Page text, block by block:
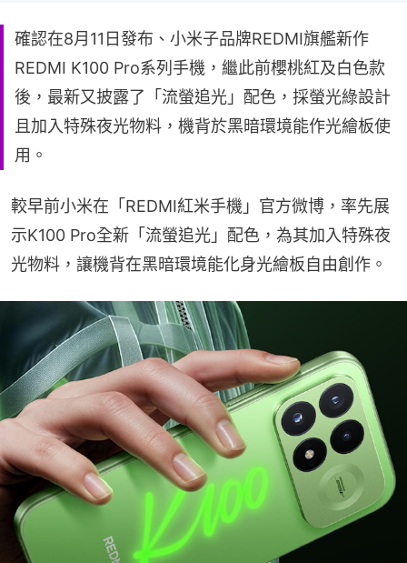
確認在8月11日發布、小米子品牌REDMI旗艦新作
REDMI K100 Pro系列手機，繼此前櫻桃紅及白色款
後，最新又披露了「流螢追光」配色，採螢光綠設計
且加入特殊夜光物料，機背於黑暗環境能作光繪板使
用。
較早前小米在「REDMI紅米手機」官方微博，率先展
示K100 Pro全新「流螢追光」配色，為其加入特殊夜
光物料，讓機背在黑暗環境能化身光繪板自由創作。